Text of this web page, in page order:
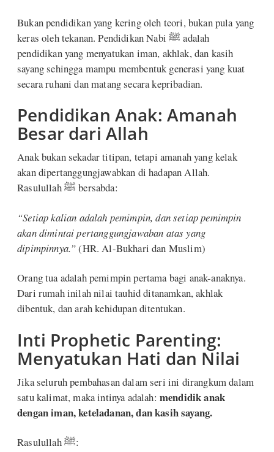
Bukan pendidikan yang kering oleh teori, bukan pula yang
keras oleh tekanan. Pendidikan Nabi ﷺ adalah
pendidikan yang menyatukan iman, akhlak, dan kasih
sayang sehingga mampu membentuk generasi yang kuat
secara ruhani dan matang secara kepribadian.
Pendidikan Anak: Amanah
Besar dari Allah
Anak bukan sekadar titipan, tetapi amanah yang kelak
akan dipertanggungjawabkan di hadapan Allah.
Rasulullah ﷺ bersabda:
“Setiap kalian adalah pemimpin, dan setiap pemimpin
akan dimintai pertanggungjawaban atas yang
dipimpinnya.”(HR. Al-Bukhari dan Muslim)
Orang tua adalah pemimpin pertama bagi anak-anaknya.
Dari rumah inilah nilai tauhid ditanamkan, akhlak
dibentuk, dan arah kehidupan ditentukan.
Inti Prophetic Parenting:
Menyatukan Hati dan Nilai
Jika seluruh pembahasan dalam seri ini dirangkum dalam
satu kalimat, maka intinya adalah: mendidik anak
dengan iman, keteladanan, dan kasih sayang.
Rasulullah ﷺ: